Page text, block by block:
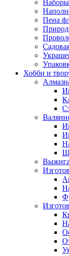
Пена
Хобби и